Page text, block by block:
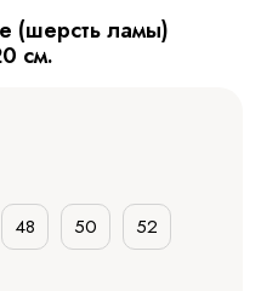
(шерсть ламы)
см.
48 50 52